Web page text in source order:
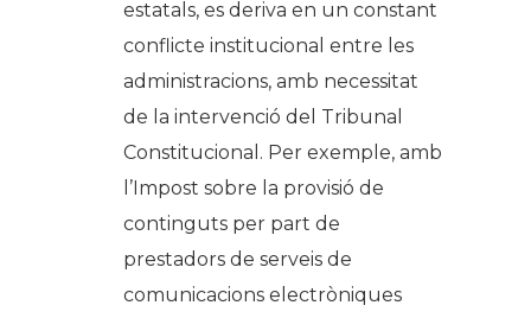
estatals, es deriva en un constant
conflicte institucional entre les
administracions, amb necessitat
de la intervenció del Tribunal
Constitucional. Per exemple, amb
l’Impost sobre la provisió de
continguts per part de
prestadors de serveis de
comunicacions electròniques